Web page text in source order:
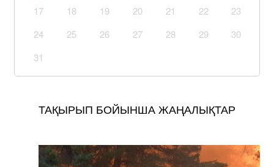
17
18 19 20 21 22
23
24
25 26 27 28 29
30
31
ТАҚЫРЫП БОЙЫНША ЖАҢАЛЫҚТАР